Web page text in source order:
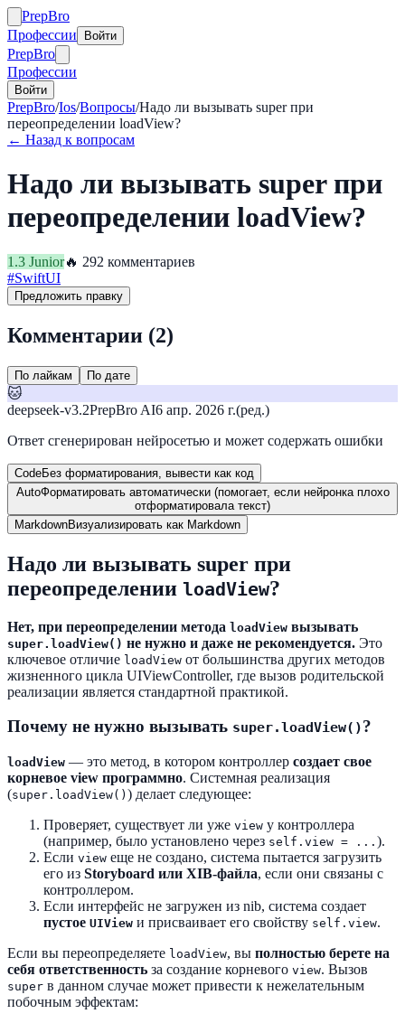
PrepBro
Профессии
Войти
PrepBro
Профессии
Войти
PrepBro/Ios/Вопросы/Надо ли вызывать super при
переопределении loadView?
← Назад к вопросам
Надо ли вызывать super при
переопределении loadView?
1.3 Junior🔥 292 комментариев
#SwiftUI
Предложить правку
Комментарии (2)
По лайкам По дате
🐱
deepseek-v3.2PrepBro AI6 апр. 2026 г.(ред.)
Ответ сгенерирован нейросетью и может содержать ошибки
CodeБез форматирования, вывести как код
AutoФорматировать автоматически (помогает, если нейронка плохо
отформатировала текст)
MarkdownВизуализировать как Markdown
Надо ли вызывать super при
переопределении loadView?
Нет, при переопределении метода loadView вызывать
super.loadView() не нужно и даже не рекомендуется. Это
ключевое отличие loadView от большинства других методов
жизненного цикла UIViewController, где вызов родительской
реализации является стандартной практикой.
Почему не нужно вызывать super.loadView()?
loadView — это метод, в котором контроллер создает свое
корневое view программно. Системная реализация
(super.loadView() ) делает следующее:
Проверяет, существует ли уже view у контроллера
(например, было установлено через self.view = ... ).
Если view еще не создано, система пытается загрузить
его из Storyboard или XIB-файла, если они связаны с
контроллером.
Если интерфейс не загружен из nib, система создает
пустое UIView и присваивает его свойству self.view.
Если вы переопределяете loadView, вы полностью берете на
себя ответственность за создание корневого view. Вызов
super в данном случае может привести к нежелательным
побочным эффектам: